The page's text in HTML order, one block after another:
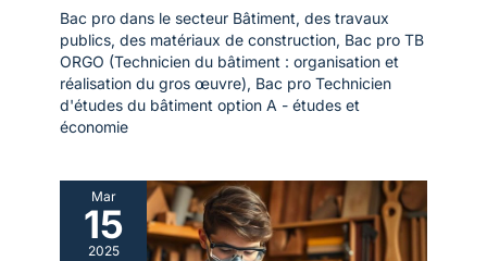
Bac pro dans le secteur Bâtiment, des travaux
publics, des matériaux de construction, Bac pro TB
ORGO (Technicien du bâtiment : organisation et
réalisation du gros œuvre), Bac pro Technicien
d'études du bâtiment option A - études et
économie
Mar
15
2025